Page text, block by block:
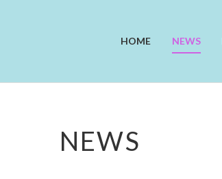
HOME NEWS
NEWS